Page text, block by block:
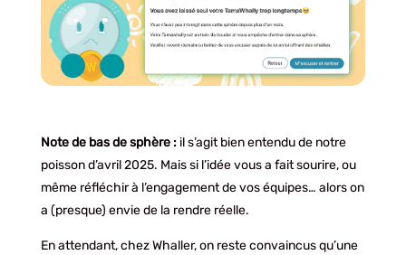
Note de bas de sphère :il s’agit bien entendu de notre
poisson d’avril 2025. Mais si l’idée vous a fait sourire, ou
même réfléchir à l’engagement de vos équipes… alors on
a (presque) envie de la rendre réelle.
En attendant, chez Whaller, on reste convaincus qu’une